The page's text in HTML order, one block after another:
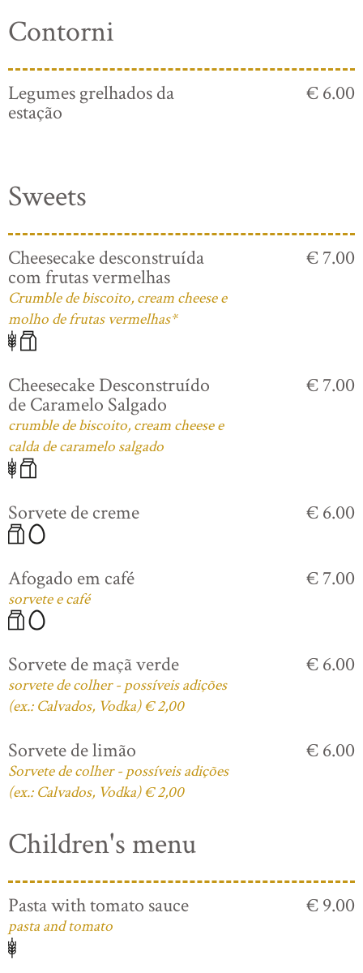
Contorni
Legumes grelhados da
estação
€ 6.00
Sweets
Cheesecake desconstruída
com frutas vermelhas
Crumble de biscoito, cream cheese e
molho de frutas vermelhas*
€ 7.00
Cheesecake Desconstruído
de Caramelo Salgado
crumble de biscoito, cream cheese e
calda de caramelo salgado
€ 7.00
Sorvete de creme € 6.00
Afogado em café
sorvete e café
€ 7.00
Sorvete de maçã verde
sorvete de colher - possíveis adições
(ex.: Calvados, Vodka) € 2,00
€ 6.00
Sorvete de limão
Sorvete de colher - possíveis adições
(ex.: Calvados, Vodka) € 2,00
€ 6.00
Children's menu
Pasta with tomato sauce
pasta and tomato
€ 9.00